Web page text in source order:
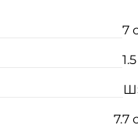
7
7.7